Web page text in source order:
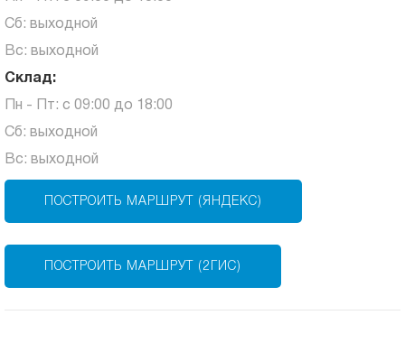
Сб: выходной
Вс: выходной
Склад:
Пн - Пт: с 09:00 до 18:00
Сб: выходной
Вс: выходной
ПОСТРОИТЬ МАРШРУТ (ЯНДЕКС)
ПОСТРОИТЬ МАРШРУТ (2ГИС)